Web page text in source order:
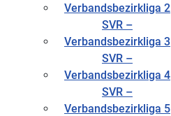
Verbandsbezirkliga 2
SVR –
Verbandsbezirkliga 3
SVR –
Verbandsbezirkliga 4
SVR –
Verbandsbezirkliga 5